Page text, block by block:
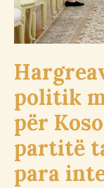
politik
për
partitë
para
dhe
popullin,
partitë
ta
vendosin
shtetin
para
interesave
të
tyre